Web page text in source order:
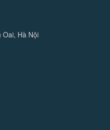
Oai, Hà Nội